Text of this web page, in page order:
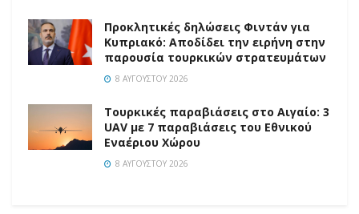
Προκλητικές δηλώσεις Φιντάν για
Κυπριακό: Αποδίδει την ειρήνη στην
παρουσία τουρκικών στρατευμάτων
8 ΑΥΓΟΎΣΤΟΥ 2026
Τουρκικές παραβιάσεις στο Αιγαίο: 3
UAV με 7 παραβιάσεις του Εθνικού
Εναέριου Χώρου
8 ΑΥΓΟΎΣΤΟΥ 2026